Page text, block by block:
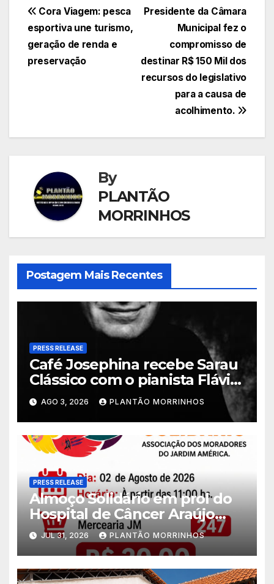
Navegação
de
Post
Presidente da Câmara
Municipal fez o
compromisso de
destinar R$ 150 Mil dos
recursos do legislativo
para a causa de
acolhimento.
Cora Viagem: pesca
esportiva une turismo,
geração de renda e
preservação
By
PLANTÃO
MORRINHOS
Postagem Mais Recentes
PRESS RELEASE
Café Josephina recebe Sarau
Clássico com o pianista Flávio
Varani nesta terça-feira
AGO 3, 2026 PLANTÃO MORRINHOS
PRESS RELEASE
Almoço Solidário em prol do
Hospital de Câncer Araújo
Jorge é realizado no Jardim
América
JUL 31, 2026 PLANTÃO MORRINHOS